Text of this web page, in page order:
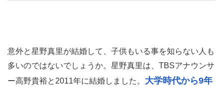
意外と星野真里が結婚して、子供もいる事を知らない人も
多いのではないでしょうか。星野真里は、TBSアナウンサ
ー高野貴裕と2011年に結婚しました。 大学時代から9年